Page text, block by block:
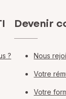
?
Devenir
Nous
Votre
Votre